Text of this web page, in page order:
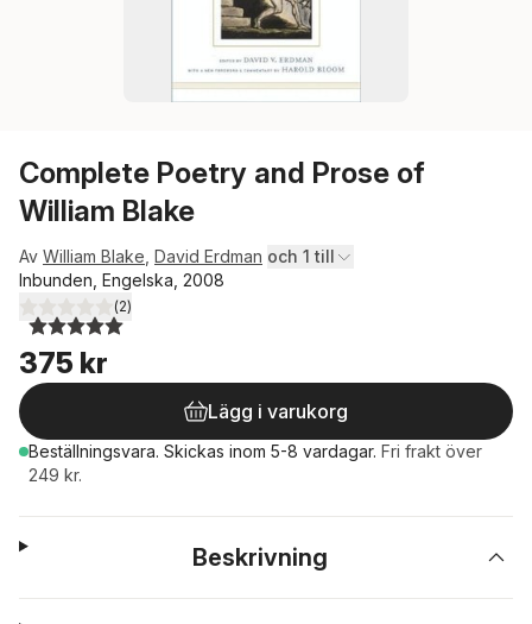
Complete Poetry and Prose of
William Blake
Av William Blake David Erdman och 1 till
Inbunden, Engelska, 2008
5,0utav 5 stjärnor. Totalt antal röster:
(2)
375 kr
Lägg i varukorg
Beställningsvara. Skickas inom 5-8 vardagar. Fri frakt över
249 kr.
Beskrivning